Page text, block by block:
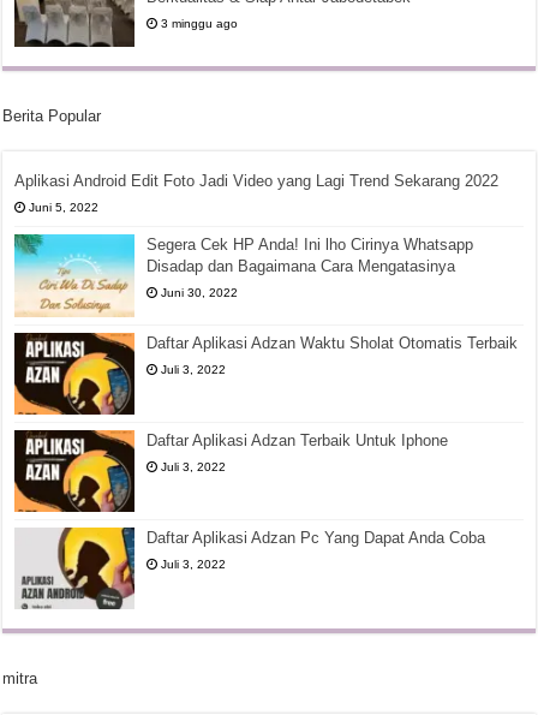
3 minggu ago
Berita Popular
Aplikasi Android Edit Foto Jadi Video yang Lagi Trend Sekarang 2022
Juni 5, 2022
Segera Cek HP Anda! Ini lho Cirinya Whatsapp
Disadap dan Bagaimana Cara Mengatasinya
Juni 30, 2022
Daftar Aplikasi Adzan Waktu Sholat Otomatis Terbaik
Juli 3, 2022
Daftar Aplikasi Adzan Terbaik Untuk Iphone
Juli 3, 2022
Daftar Aplikasi Adzan Pc Yang Dapat Anda Coba
Juli 3, 2022
mitra